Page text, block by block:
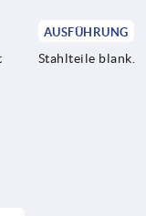
AUSFÜHRUNG
Stahlteile blank.